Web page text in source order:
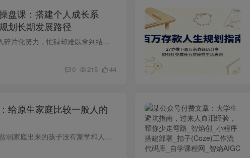
盘课：搭建个人成长系
划长期发展路径
课程介绍很多人长期陷入碎片化努力，忙碌却难以拿到结果，本质缺少一套完整的个人操盘体系。这套自我操盘课依托经济、政治、军事、哲学四大思维打造成长框架，一共 20 节直播视频课程。课程搭建...
0 215 44
给原生家庭比较一般人的
文章介绍： 我看了太多贫弱家庭出来的孩子没有家学和人脉等助力资源，自己又很不善交际，靠努力做题留在城市的孩子，从学生起到步入职场每一步都是屡屡受挫、吃哑巴亏，比较自卑，被别人欺负。 ...